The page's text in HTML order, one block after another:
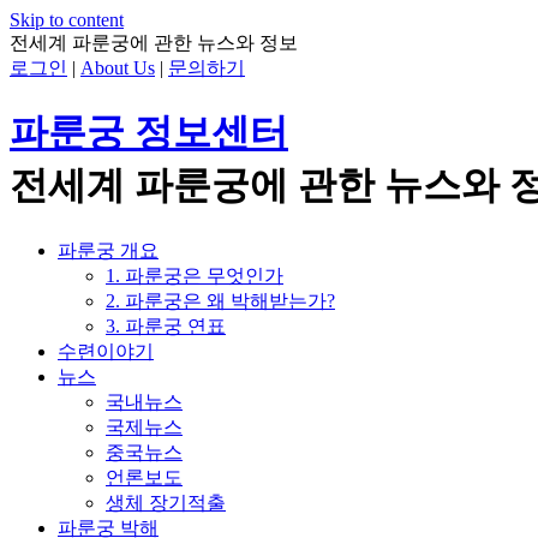
Skip to content
전세계 파룬궁에 관한 뉴스와 정보
로그인 | About Us | 문의하기
파룬궁 정보센터
전세계 파룬궁에 관한 뉴스와
파룬궁 개요
1. 파룬궁은 무엇인가
2. 파룬궁은 왜 박해받는가?
3. 파룬궁 연표
수련이야기
뉴스
국내뉴스
국제뉴스
중국뉴스
언론보도
생체 장기적출
파룬궁 박해